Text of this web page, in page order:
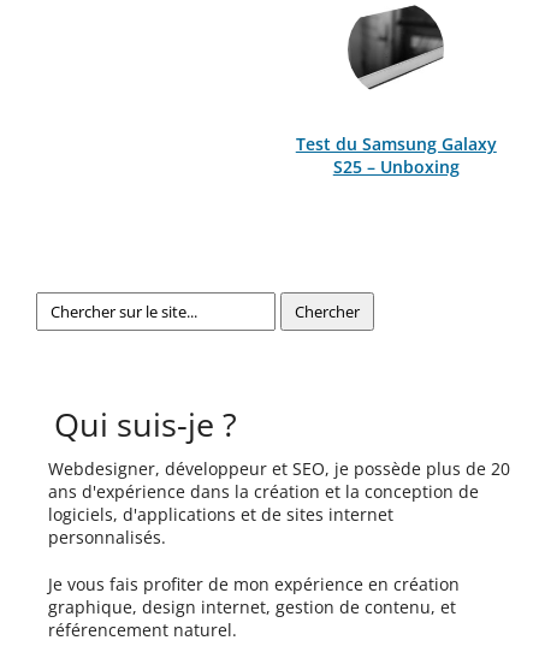
Test du Samsung Galaxy
S25 – Unboxing
Qui suis-je ?
Webdesigner, développeur et SEO, je possède plus de 20
ans d'expérience dans la création et la conception de
logiciels, d'applications et de sites internet
personnalisés.
Je vous fais profiter de mon expérience en création
graphique, design internet, gestion de contenu, et
référencement naturel.